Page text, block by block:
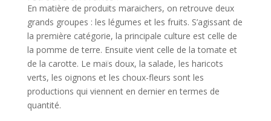
En matière de produits maraichers, on retrouve deux
grands groupes : les légumes et les fruits. S’agissant de
la première catégorie, la principale culture est celle de
la pomme de terre. Ensuite vient celle de la tomate et
de la carotte. Le maïs doux, la salade, les haricots
verts, les oignons et les choux-fleurs sont les
productions qui viennent en dernier en termes de
quantité.